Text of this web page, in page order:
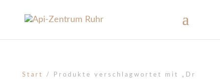
Start / Produkte verschlagwortet mit „Dr